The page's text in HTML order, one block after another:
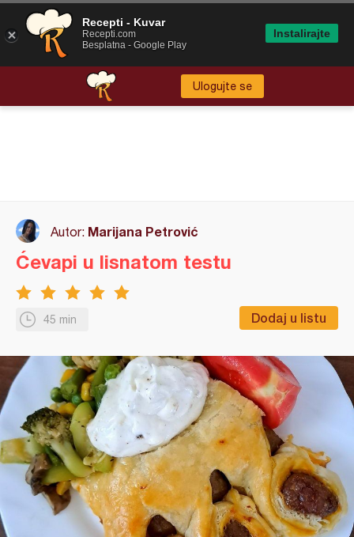
Ulogujte se
Autor: Marijana Petrović
45 min Dodaj u listu
Ćevapi u lisnatom testu
Recepti - Kuvar
Recepti.com
Besplatna - Google Play
Instalirajte